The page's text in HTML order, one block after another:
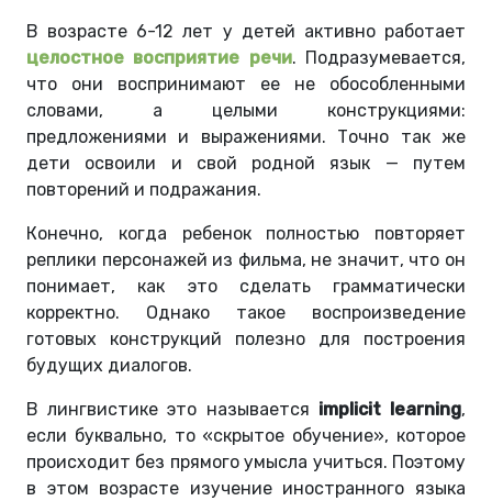
В возрасте 6-12 лет у детей активно работает
целостное восприятие речи. Подразумевается,
что они воспринимают ее не обособленными
словами, а целыми конструкциями:
предложениями и выражениями. Точно так же
дети освоили и свой родной язык — путем
повторений и подражания.
Конечно, когда ребенок полностью повторяет
реплики персонажей из фильма, не значит, что он
понимает, как это сделать грамматически
корректно. Однако такое воспроизведение
готовых конструкций полезно для построения
будущих диалогов.
В лингвистике это называется implicit learning,
если буквально, то «скрытое обучение», которое
происходит без прямого умысла учиться. Поэтому
в этом возрасте изучение иностранного языка